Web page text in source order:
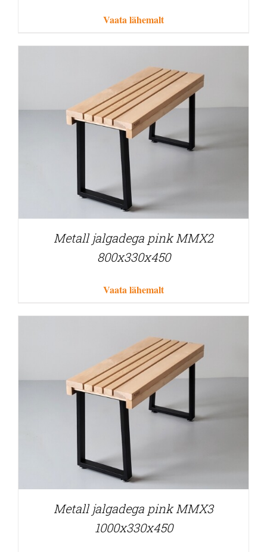
Vaata lähemalt
Metall jalgadega pink MMX2
800x330x450
Vaata lähemalt
Metall jalgadega pink MMX3
1000x330x450